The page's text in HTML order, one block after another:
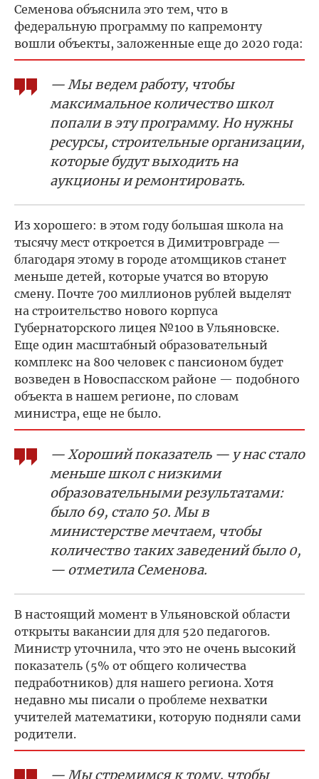
Семенова объяснила это тем, что в
федеральную программу по капремонту
вошли объекты, заложенные еще до 2020 года:
— Мы ведем работу, чтобы
максимальное количество школ
попали в эту программу. Но нужны
ресурсы, строительные организации,
которые будут выходить на
аукционы и ремонтировать.
Из хорошего: в этом году большая школа на
тысячу мест откроется в Димитровграде —
благодаря этому в городе атомщиков станет
меньше детей, которые учатся во вторую
смену. Почте 700 миллионов рублей выделят
на строительство нового корпуса
Губернаторского лицея №100 в Ульяновске.
Еще один масштабный образовательный
комплекс на 800 человек с пансионом будет
возведен в Новоспасском районе — подобного
объекта в нашем регионе, по словам
министра, еще не было.
— Хороший показатель — у нас стало
меньше школ с низкими
образовательными результатами:
было 69, стало 50. Мы в
министерстве мечтаем, чтобы
количество таких заведений было 0,
— отметила Семенова.
В настоящий момент в Ульяновской области
открыты вакансии для для 520 педагогов.
Министр уточнила, что это не очень высокий
показатель (5% от общего количества
педработников) для нашего региона. Хотя
недавно мы писали о проблеме нехватки
учителей математики, которую подняли сами
родители.
— Мы стремимся к тому, чтобы